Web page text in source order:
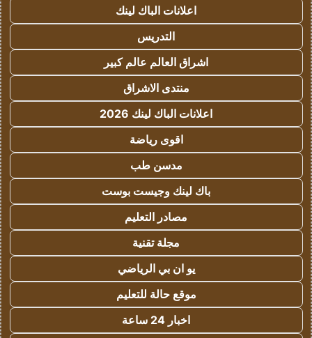
اعلانات الباك لينك
التدريس
اشراق العالم عالم كبير
منتدى الاشراق
اعلانات الباك لينك 2026
اقوى رياضة
مدسن طب
باك لينك وجيست بوست
مصادر التعليم
مجلة تقنية
يو ان بي الرياضي
موقع حالة للتعليم
اخبار 24 ساعة